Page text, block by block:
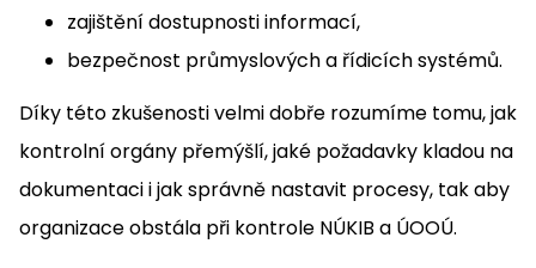
zajištění dostupnosti informací,
bezpečnost průmyslových a řídicích systémů.
Díky této zkušenosti velmi dobře rozumíme tomu, jak
kontrolní orgány přemýšlí, jaké požadavky kladou na
dokumentaci i jak správně nastavit procesy, tak aby
organizace obstála při kontrole NÚKIB a ÚOOÚ.